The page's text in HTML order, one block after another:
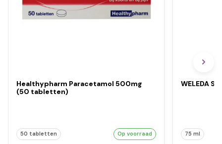
Healthypharm Paracetamol 500mg
(50 tabletten)
50 tabletten Op voorraad
WELEDA
75 ml